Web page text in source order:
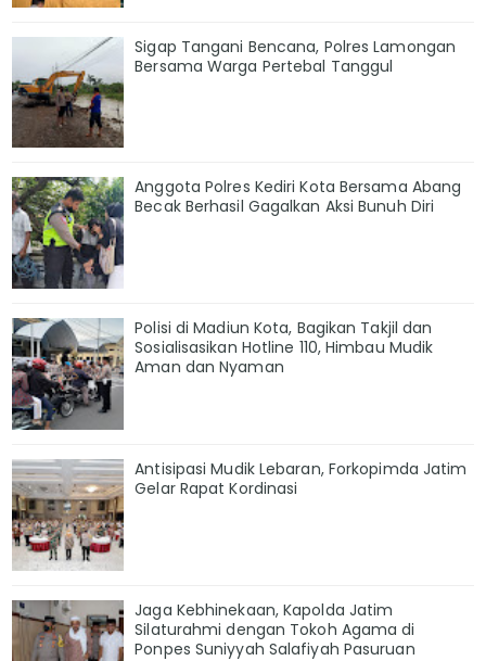
Sigap Tangani Bencana, Polres Lamongan
Bersama Warga Pertebal Tanggul
Anggota Polres Kediri Kota Bersama Abang
Becak Berhasil Gagalkan Aksi Bunuh Diri
Polisi di Madiun Kota, Bagikan Takjil dan
Sosialisasikan Hotline 110, Himbau Mudik
Aman dan Nyaman
Antisipasi Mudik Lebaran, Forkopimda Jatim
Gelar Rapat Kordinasi
Jaga Kebhinekaan, Kapolda Jatim
Silaturahmi dengan Tokoh Agama di
Ponpes Suniyyah Salafiyah Pasuruan